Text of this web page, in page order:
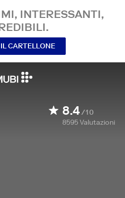
INTERESSANTI,
CARTELLONE
8.4/10
8595Valutazioni